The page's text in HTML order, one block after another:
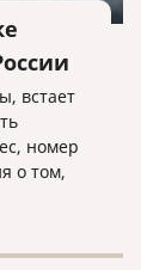
встает
номер
о том,